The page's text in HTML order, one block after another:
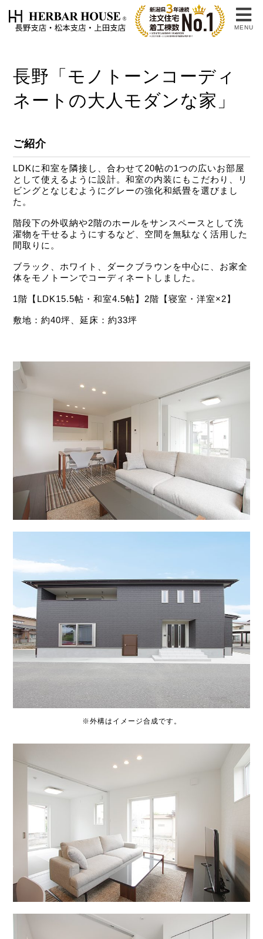
MENU
長野「モノトーンコーディ
ネートの大人モダンな家」
ご紹介
LDKに和室を隣接し、合わせて20帖の1つの広いお部屋
として使えるように設計。和室の内装にもこだわり、リ
ビングとなじむようにグレーの強化和紙畳を選びまし
た。
階段下の外収納や2階のホールをサンスペースとして洗
濯物を干せるようにするなど、空間を無駄なく活用した
間取りに。
ブラック、ホワイト、ダークブラウンを中心に、お家全
体をモノトーンでコーディネートしました。
1階【LDK15.5帖・和室4.5帖】2階【寝室・洋室×2】
敷地：約40坪、延床：約33坪
※外構はイメージ合成です。